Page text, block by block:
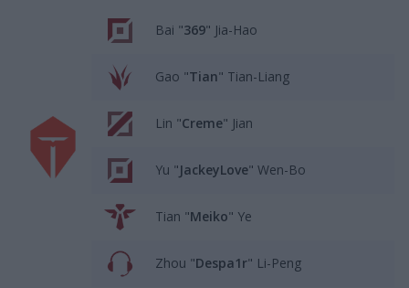
Bai "369" Jia-Hao
Gao "Tian" Tian-Liang
Lin "Creme" Jian
Yu "JackeyLove" Wen-Bo
Tian "Meiko" Ye
Zhou "Despa1r" Li-Peng